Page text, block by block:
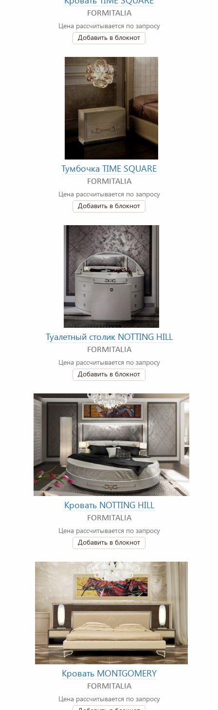
FORMITALIA
Цена рассчитывается по запросу
Добавить в блокнот
Тумбочка TIME SQUARE
FORMITALIA
Цена рассчитывается по запросу
Добавить в блокнот
Туалетный столик NOTTING HILL
FORMITALIA
Цена рассчитывается по запросу
Добавить в блокнот
Кровать NOTTING HILL
FORMITALIA
Цена рассчитывается по запросу
Добавить в блокнот
Кровать MONTGOMERY
FORMITALIA
Цена рассчитывается по запросу